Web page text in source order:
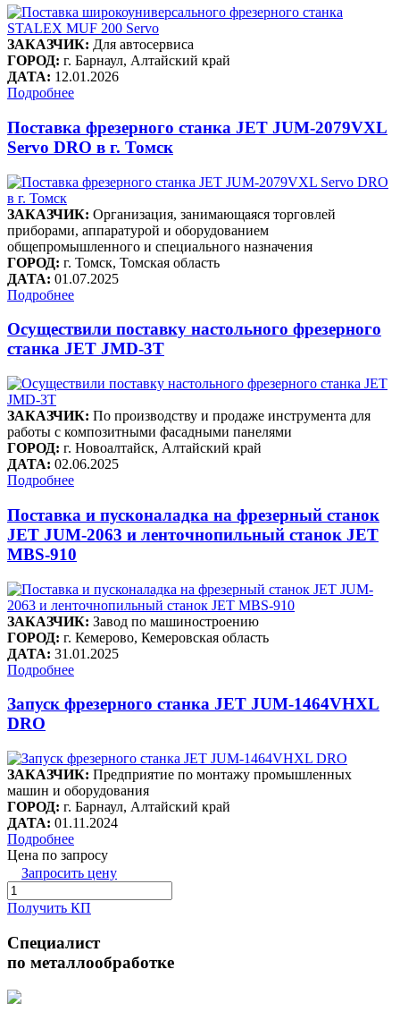
ЗАКАЗЧИК: Для автосервиса
ГОРОД: г. Барнаул, Алтайский край
ДАТА: 12.01.2026
Подробнее
Поставка фрезерного станка JET JUM-2079VXL
Servo DRO в г. Томск
ЗАКАЗЧИК: Организация, занимающаяся торговлей
приборами, аппаратурой и оборудованием
общепромышленного и специального назначения
ГОРОД: г. Томск, Томская область
ДАТА: 01.07.2025
Подробнее
Осуществили поставку настольного фрезерного
станка JET JMD-3T
ЗАКАЗЧИК: По производству и продаже инструмента для
работы с композитными фасадными панелями
ГОРОД: г. Новоалтайск, Алтайский край
ДАТА: 02.06.2025
Подробнее
Поставка и пусконаладка на фрезерный станок
JET JUM-2063 и ленточнопильный станок JET
MBS-910
ЗАКАЗЧИК: Завод по машиностроению
ГОРОД: г. Кемерово, Кемеровская область
ДАТА: 31.01.2025
Подробнее
Запуск фрезерного станка JET JUM-1464VHXL
DRO
ЗАКАЗЧИК: Предприятие по монтажу промышленных
машин и оборудования
ГОРОД: г. Барнаул, Алтайский край
ДАТА: 01.11.2024
Подробнее
Цена по запросу
Запросить цену
Получить КП
Специалист
по металлообработке